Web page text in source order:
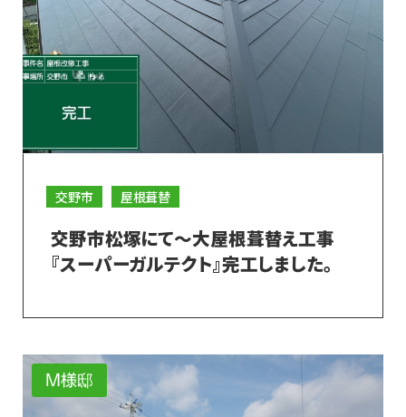
交野市 屋根葺替
交野市松塚にて～大屋根葺替え工事
『スーパーガルテクト』完工しました。
M様邸